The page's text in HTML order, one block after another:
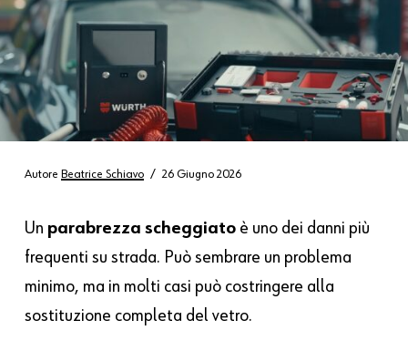
Autore Beatrice Schiavo 26 Giugno 2026
Un parabrezza scheggiatoè uno dei danni più
frequenti su strada. Può sembrare un problema
minimo, ma in molti casi può costringere alla
sostituzione completa del vetro.